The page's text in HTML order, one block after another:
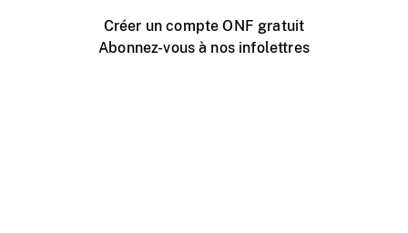
Créer un compte ONF gratuit
Abonnez-vous à nos infolettres